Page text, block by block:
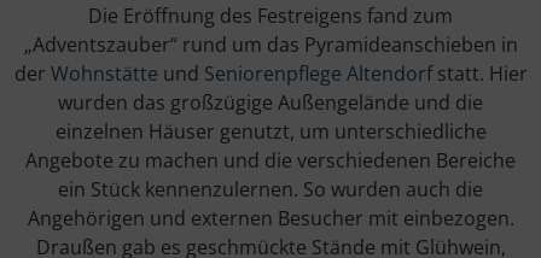
Die Eröffnung des Festreigens fand zum
„Adventszauber“ rund um das Pyramideanschieben in
der Wohnstätte und Seniorenpflege Altendorfstatt. Hier
wurden das großzügige Außengelände und die
einzelnen Häuser genutzt, um unterschiedliche
Angebote zu machen und die verschiedenen Bereiche
ein Stück kennenzulernen. So wurden auch die
Angehörigen und externen Besucher mit einbezogen.
Draußen gab es geschmückte Stände mit Glühwein,